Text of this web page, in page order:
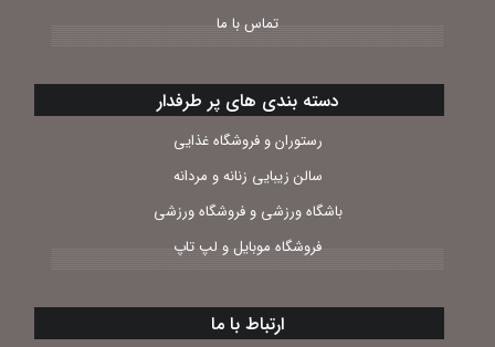
تماس با ما
دسته بندی های پر طرفدار
رستوران و فروشگاه غذایی
سالن زیبایی زنانه و مردانه
باشگاه ورزشی و فروشگاه ورزشی
فروشگاه موبایل و لپ تاپ
ارتباط با ما